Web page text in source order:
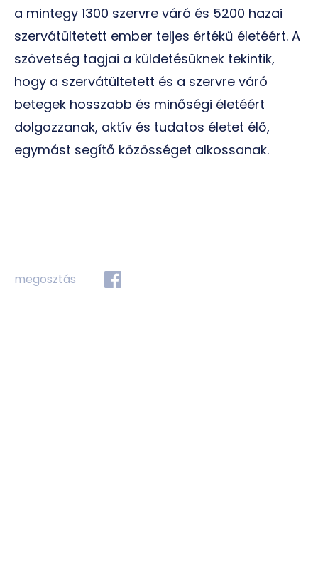
a mintegy 1300 szervre váró és 5200 hazai
szervátültetett ember teljes értékű életéért. A
szövetség tagjai a küldetésüknek tekintik,
hogy a szervátültetett és a szervre váró
betegek hosszabb és minőségi életéért
dolgozzanak, aktív és tudatos életet élő,
egymást segítő közösséget alkossanak.
megosztás